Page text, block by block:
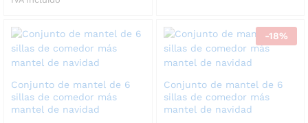
Conjunto de mantel de 6
sillas de comedor más
mantel de navidad
-18%
Conjunto de mantel de 6
sillas de comedor más
mantel de navidad